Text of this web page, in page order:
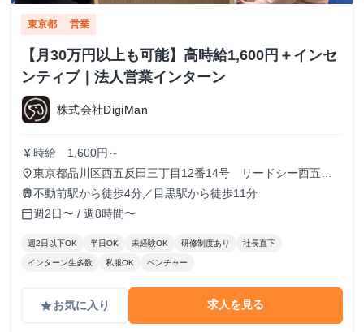
東京都 営業
【月30万円以上も可能】高時給1,600円＋インセ
ンティブ｜法人営業インターン
株式会社DigiMan
currency_yen 時給 1,600円～
place東京都品川区西五反田三丁目12番14号 リードシー西五反
田ビル7-8階（受付8階）
train不動前駅から徒歩4分／目黒駅から徒歩11分
calendar_today週2日〜 / 週8時間〜
週2日以下OK 半日OK 未経験OK 研修制度あり 社長直下
インターン生多数 私服OK ベンチャー
gradeお気に入り 求人を見る